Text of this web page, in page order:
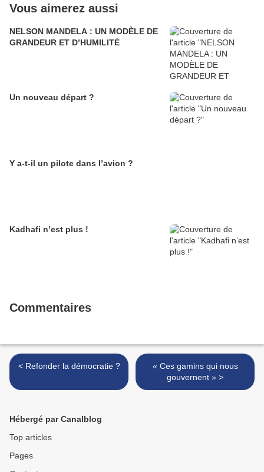
Vous aimerez aussi
NELSON MANDELA : UN MODÈLE DE
GRANDEUR ET D’HUMILITÉ
Un nouveau départ ?
Y a-t-il un pilote dans l’avion ?
Kadhafi n’est plus !
Commentaires
< Refonder la démocratie ?
« Ces gamins qui nous
gouvernent » >
Hébergé par Canalblog
Top articles
Pages